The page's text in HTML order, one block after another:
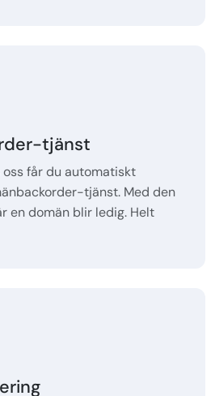
tjänst
oss får du automatiskt
tjänst. Med den
en domän blir ledig. Helt